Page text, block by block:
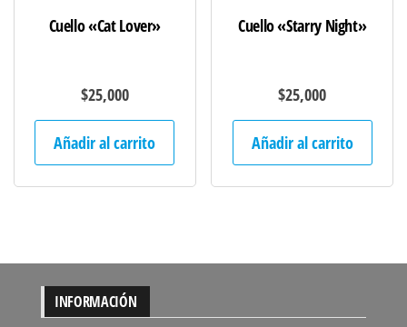
Cuello «Cat Lover»
$25,000
Añadir al carrito
Cuello «Starry Night»
$25,000
Añadir al carrito
INFORMACIÓN